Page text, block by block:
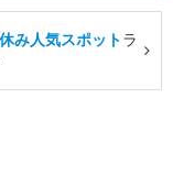
み人気スポットラ